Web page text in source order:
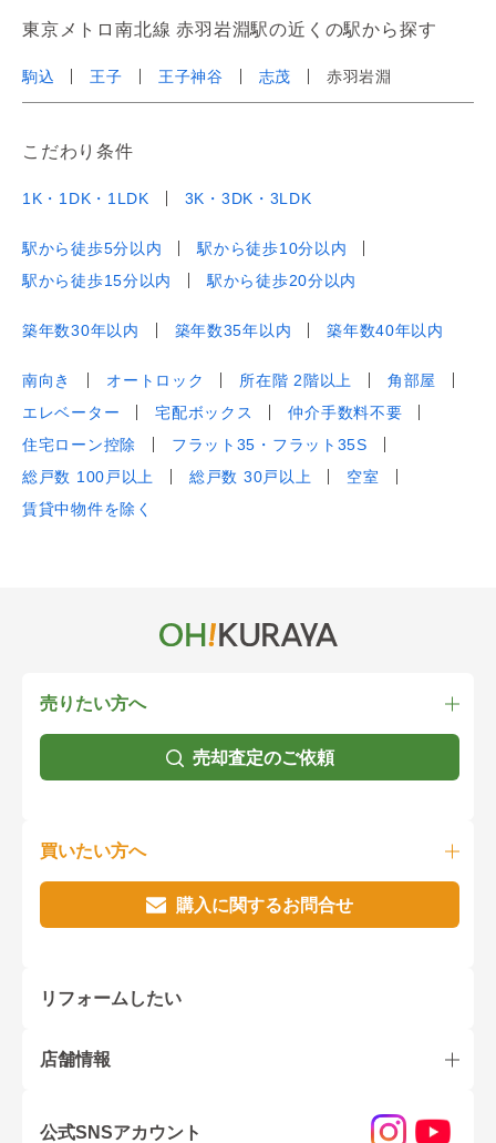
東京メトロ南北線 赤羽岩淵駅の近くの駅から探す
駒込 王子 王子神谷 志茂 赤羽岩淵
こだわり条件
1K・1DK・1LDK 3K・3DK・3LDK
駅から徒歩5分以内
駅から徒歩10分以内
駅から徒歩15分以内
駅から徒歩20分以内
築年数30年以内 築年数35年以内 築年数40年以内
南向き オートロック 所在階 2階以上
角部屋
エレベーター
宅配ボックス
仲介手数料不要
住宅ローン控除
フラット35・フラット35S
総戸数 100戸以上
総戸数 30戸以上
空室
賃貸中物件を除く
売りたい方へ
売却査定のご依頼
買いたい方へ
購入に関するお問合せ
リフォームしたい
店舗情報
公式SNSアカウント